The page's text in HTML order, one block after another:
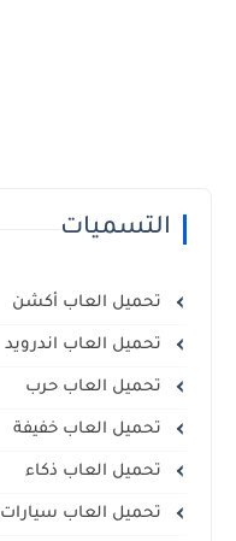
التسميات
تحميل العاب أكشن
تحميل العاب اندرويد
تحميل العاب حرب
تحميل العاب خفيفة
تحميل العاب ذكاء
تحميل العاب سيارات